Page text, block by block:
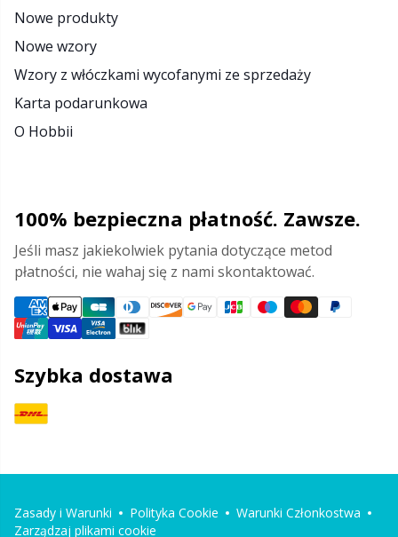
Nowe produkty
Nowe wzory
Wzory z włóczkami wycofanymi ze sprzedaży
Karta podarunkowa
O Hobbii
100% bezpieczna płatność. Zawsze.
Jeśli masz jakiekolwiek pytania dotyczące metod
płatności, nie wahaj się z nami skontaktować.
Szybka dostawa
Zasady i Warunki Polityka Cookie
Warunki Członkostwa
Zarządzaj plikami cookie